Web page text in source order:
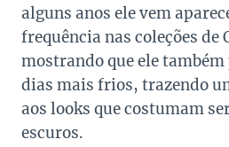
alguns anos ele vem
frequência nas coleções de
mostrando que ele também
dias mais frios, trazendo
aos looks que costumam
escuros.